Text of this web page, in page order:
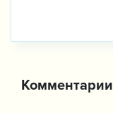
Комментарии